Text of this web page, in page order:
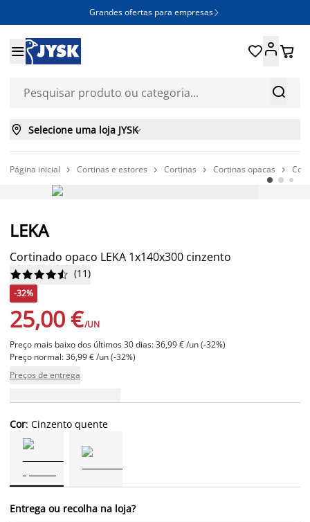
Grandes ofertas para empresas 


 
 Selecione uma loja JYSK
Página inicial  Cortinas e estores  Cortinas  Cortinas opacas 
LEKA
Cortinado opaco LEKA 1x140x300 cinzento





 (11)
-32%
25,00 €/UN
Preço mais baixo dos últimos 30 dias: 36,99 € /un (-32%)
Preço normal: 36,99 € /un (-32%)
Preços de entrega
Cor: Cinzento quente
Entrega ou recolha na loja?